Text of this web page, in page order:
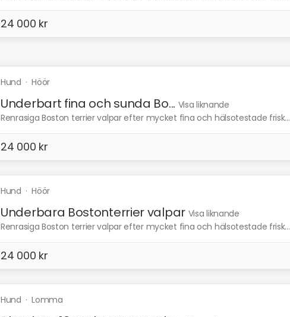
24 000 kr
Hund ·Höör
Underbart fina och sunda Bo... Visa liknande
Renrasiga Boston terrier valpar efter mycket fina och hälsotestade frisk...
24 000 kr
Hund ·Höör
Underbara Bostonterrier valpar Visa liknande
Renrasiga Boston terrier valpar efter mycket fina och hälsotestade frisk...
24 000 kr
Hund ·Lomma